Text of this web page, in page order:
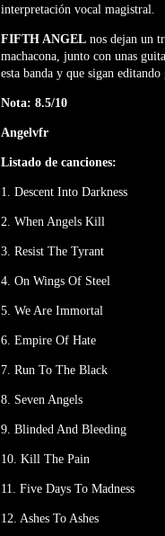
interpretación vocal magistral.
FIFTH ANGEL nos dejan un
machacona, junto con unas
esta banda y que sigan
Nota: 8.5/10
Angelvfr
Listado de canciones:
1. Descent Into Darkness
2. When Angels Kill
3. Resist The Tyrant
4. On Wings Of Steel
5. We Are Immortal
6. Empire Of Hate
7. Run To The Black
8. Seven Angels
9. Blinded And Bleeding
10. Kill The Pain
11. Five Days To Madness
12. Ashes To Ashes